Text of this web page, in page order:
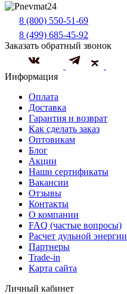
8 (800) 550-51-69
8 (499) 685-45-92
Заказать обратный звонок
Информация
Оплата
Доставка
Гарантия и возврат
Как сделать заказ
Оптовикам
Блог
Акции
Наши сертификаты
Вакансии
Отзывы
Контакты
О компании
FAQ (частые вопросы)
Расчет дульной энергии
Партнеры
Trade-in
Карта сайта
Личный кабинет